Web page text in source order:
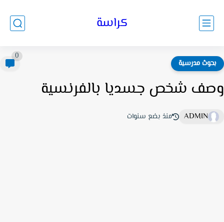
كراسة
مدرسية
شخص جسديا بالفرنسية
ADMIN منذ بضع سنوات